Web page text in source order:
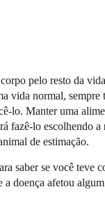
pelo resto da
vida normal, sempre
lo. Manter uma
fazê-lo escolhendo a
de estimação.
saber se você teve
a doença afetou